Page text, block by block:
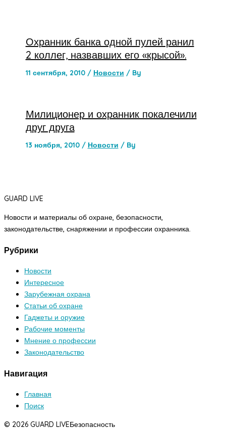
Охранник банка одной пулей ранил
2 коллег, назвавших его «крысой».
11 сентября, 2010 / Новости / By
Милиционер и охранник покалечили
друг друга
13 ноября, 2010 / Новости / By
GUARD LIVE
Новости и материалы об охране, безопасности,
законодательстве, снаряжении и профессии охранника.
Рубрики
Новости
Интересное
Зарубежная охрана
Статьи об охране
Гаджеты и оружие
Рабочие моменты
Мнение о профессии
Законодательство
Навигация
Главная
Поиск
© 2026 GUARD LIVEБезопасность